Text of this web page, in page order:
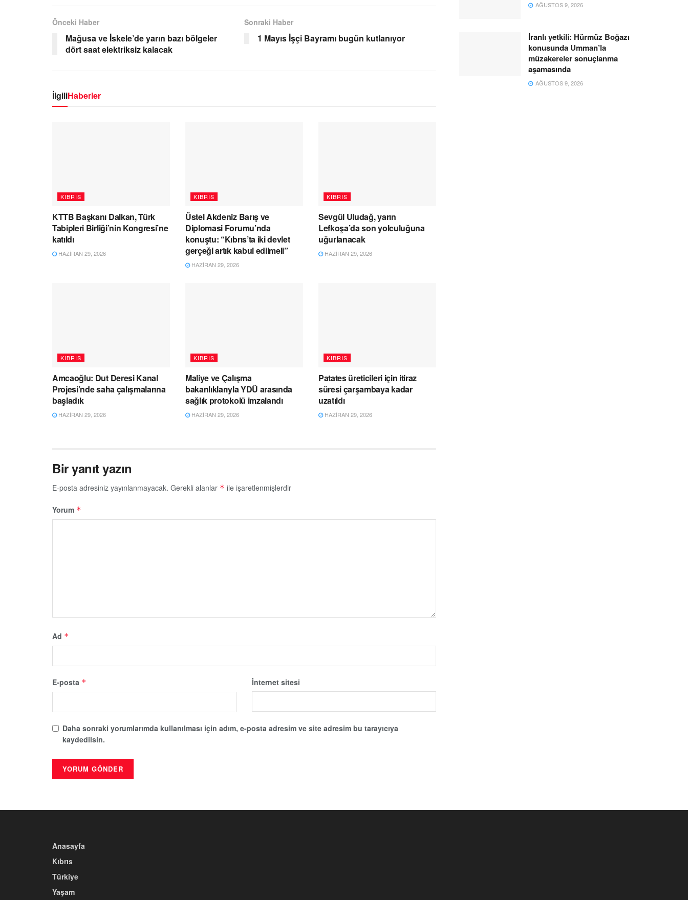
Önceki Haber
Mağusa ve İskele’de yarın bazı bölgeler
dört saat elektriksiz kalacak
Sonraki Haber
1 Mayıs İşçi Bayramı bugün kutlanıyor
İlgiliHaberler
KIBRIS
KTTB Başkanı Dalkan, Türk
Tabipleri Birliği’nin Kongresi’ne
katıldı
HAZIRAN 29, 2026
KIBRIS
Üstel Akdeniz Barış ve
Diplomasi Forumu’nda
konuştu: “Kıbrıs’ta iki devlet
gerçeği artık kabul edilmeli”
HAZIRAN 29, 2026
KIBRIS
Sevgül Uludağ, yarın
Lefkoşa’da son yolculuğuna
uğurlanacak
HAZIRAN 29, 2026
KIBRIS
Amcaoğlu: Dut Deresi Kanal
Projesi’nde saha çalışmalarına
başladık
HAZIRAN 29, 2026
KIBRIS
Maliye ve Çalışma
bakanlıklarıyla YDÜ arasında
sağlık protokolü imzalandı
HAZIRAN 29, 2026
KIBRIS
Patates üreticileri için itiraz
süresi çarşambaya kadar
uzatıldı
HAZIRAN 29, 2026
Bir yanıt yazın
E-posta adresiniz yayınlanmayacak. Gerekli alanlar * ile işaretlenmişlerdir
Yorum *
Ad *
E-posta * İnternet sitesi
Daha sonraki yorumlarımda kullanılması için adım, e-posta adresim ve site adresim bu tarayıcıya
kaydedilsin.
AĞUSTOS 9, 2026
İranlı yetkili: Hürmüz Boğazı
konusunda Umman’la
müzakereler sonuçlanma
aşamasında
AĞUSTOS 9, 2026
Anasayfa
Kıbrıs
Türkiye
Yaşam